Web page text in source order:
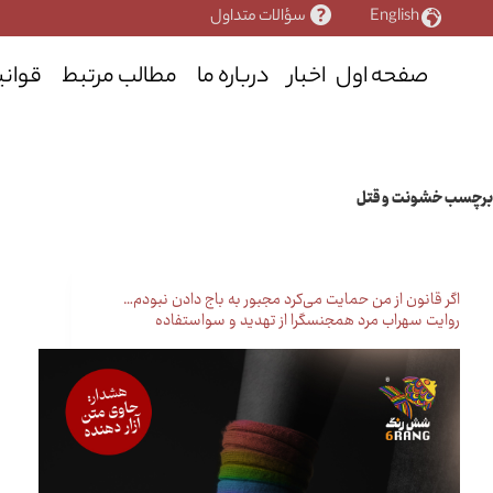
به
English سؤالات متداول
صفحه اول اخبار درباره ما مطالب مرتبط
برچسبخشونت و قتل
اگر قانون از من حمایت می‌کرد مجبور به باج دادن نبودم…
روایت سهراب مرد همجنسگرا از تهدید و سواستفاده